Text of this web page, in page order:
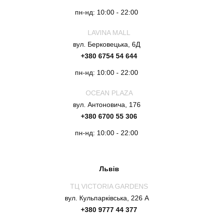
пн-нд: 10:00 - 22:00
LAVINA MALL
вул. Берковецька, 6Д
+380 6754 54 644
пн-нд: 10:00 - 22:00
OCEAN PLAZA
вул. Антоновича, 176
+380 6700 55 306
пн-нд: 10:00 - 22:00
Львів
ТЦ VICTORIA GARDENS
вул. Кульпарківська, 226 А
+380 9777 44 377